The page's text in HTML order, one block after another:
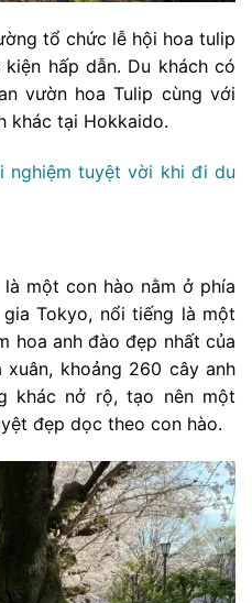
tổ chức lễ hội hoa tulip
hấp dẫn. Du khách có
vườn hoa Tulip cùng với
khác tại Hokkaido.
nghiệm tuyệt vời khi đi du
là một con hào nằm ở phía
Tokyo, nổi tiếng là một
hoa anh đào đẹp nhất của
khoảng 260 cây anh
khác nở rộ, tạo nên một
đẹp dọc theo con hào.